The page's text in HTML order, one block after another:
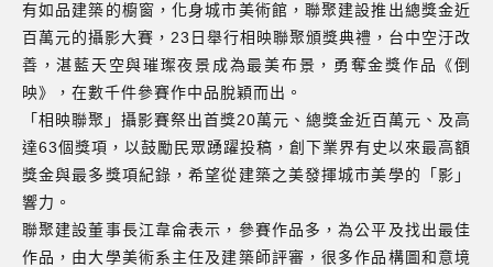
有如品建築的櫥窗，化身城市美術館，聯聚建設推出總獎金近
百萬元的攝影大賽，23日舉行相映聯聚頒獎典禮，台中空汙改
善，湛藍天空與璀璨夜景成為最美布景，勇奪金獎作品《倒
映》，在數千件參賽作中品脫穎而出。
「相映聯聚」攝影賽祭出首獎20萬元、總獎金近百萬元、及高
達63個獎項，以鼓勵民眾踴躍投稿，創下業界有史以來最高額
獎金與最多獎項紀錄，希望從建築之美發揮城市美學的「影」
響力。
聯聚建設董事長江韋侖表示，參賽作品多，為公平及找出最佳
作品，由大學美術系主任及建築師評審，很多作品構圖和意境